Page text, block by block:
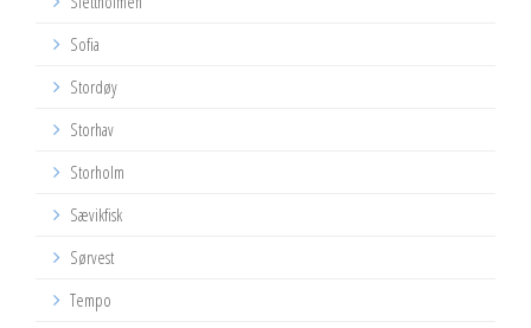
Sofia
Stordøy
Storhav
Storholm
Sævikfisk
Sørvest
Tempo